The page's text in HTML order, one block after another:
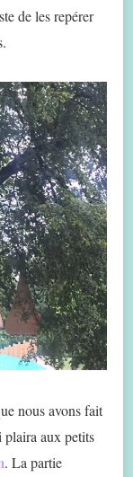
de les repérer
nous avons fait
plaira aux petits
. La partie